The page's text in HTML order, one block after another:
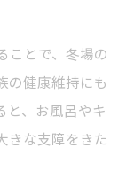
ことで、冬場の
の健康維持にも
と、お風呂やキ
きな支障をきた